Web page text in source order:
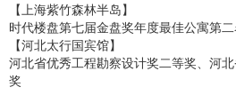
【上海紫竹森林半岛】
时代楼盘第七届金盘奖年度最佳公寓第二
【河北太行国宾馆】
河北省优秀工程勘察设计奖二等奖、河
奖